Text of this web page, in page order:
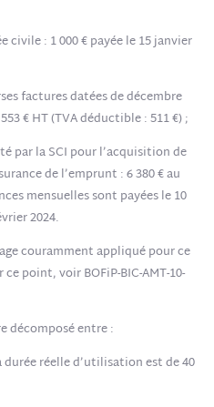
civile : 1 000 € payée le 15 janvier
factures datées de décembre
€ HT (TVA déductible : 511 €) ;
par la SCI pour l’acquisition de
de l’emprunt : 6 380 € au
mensuelles sont payées le 10
2024.
couramment appliqué pour ce
point, voir BOFiP-BIC-AMT-10-
décomposé entre :
réelle d’utilisation est de 40